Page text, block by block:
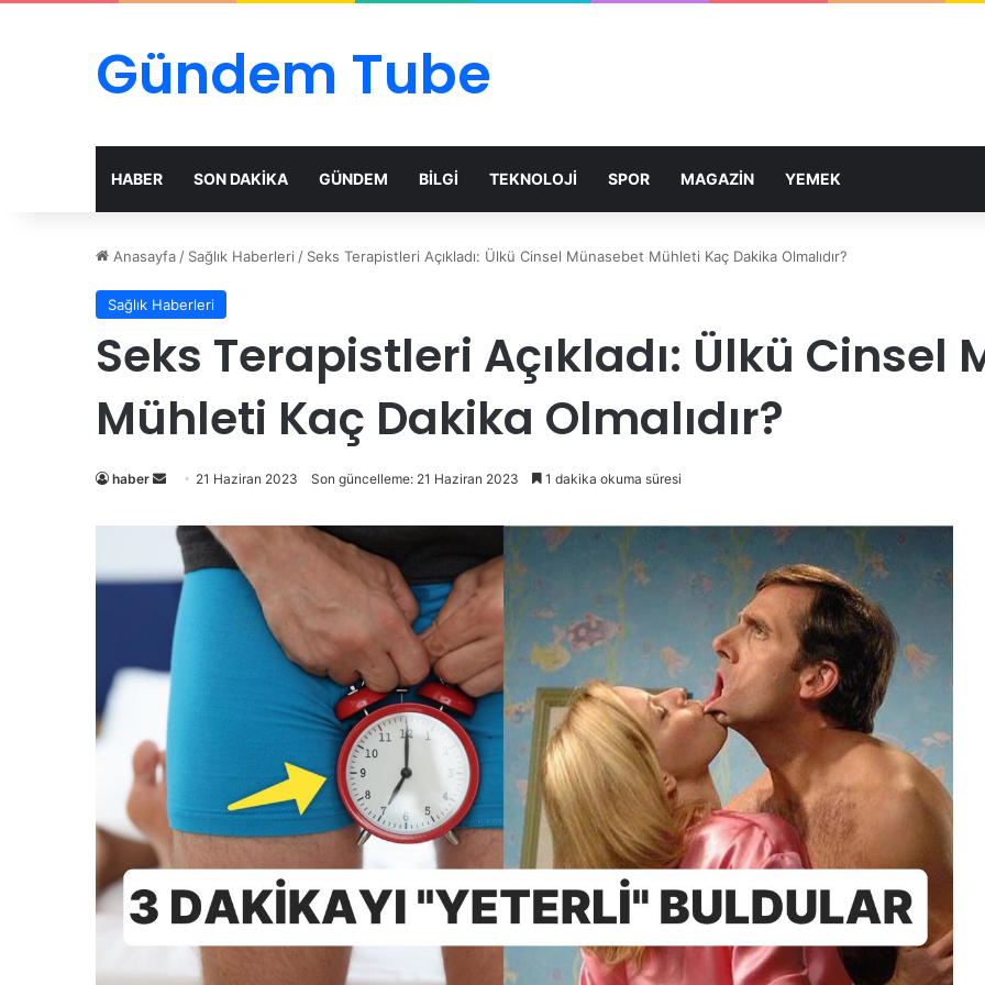
Gündem Tube
HABER SON DAKİKA GÜNDEM BİLGİ TEKNOLOJİ SPOR MAGAZİN YEMEK
Anasayfa / Sağlık Haberleri / Seks Terapistleri Açıkladı: Ülkü Cinsel Münasebet Mühleti Kaç Dakika Olmalıdır?
Sağlık Haberleri
Seks Terapistleri Açıkladı: Ülkü Cinsel
Mühleti Kaç Dakika Olmalıdır?
haber
Bir
posta
göndermek
21 Haziran 2023 Son güncelleme: 21 Haziran 2023 1 dakika okuma süresi